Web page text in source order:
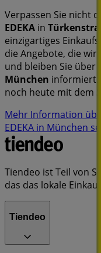
Verpassen Sie nicht
EDEKA in
einzigartiges
die Angebote, die wir
und bleiben Sie über
München informiert.
noch heute mit dem
Mehr Information über
EDEKA in München
Tiendeo ist Teil von
das das lokale
Tiendeo